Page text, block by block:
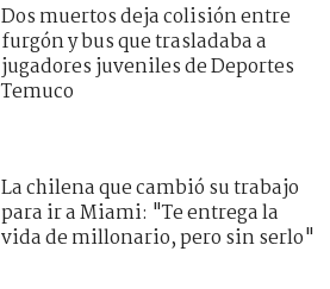
Dos muertos deja colisión entre
furgón y bus que trasladaba a
jugadores juveniles de Deportes
Temuco
La chilena que cambió su trabajo
para ir a Miami: "Te entrega la
vida de millonario, pero sin serlo"